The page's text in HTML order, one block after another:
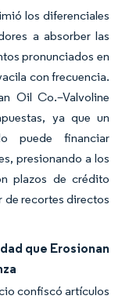
los diferenciales
a absorber las
pronunciados en
con frecuencia.
Oil Co.–Valvoline
ya que un
puede financiar
presionando a los
plazos de crédito
de recortes directos
que Erosionan
confiscó artículos